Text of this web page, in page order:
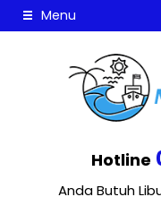
Menu
Hotline
Anda Butuh